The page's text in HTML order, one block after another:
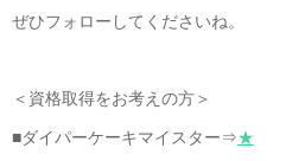
ぜひフォローしてくださいね。
＜資格取得をお考えの方＞
■ダイパーケーキマイスター⇒★